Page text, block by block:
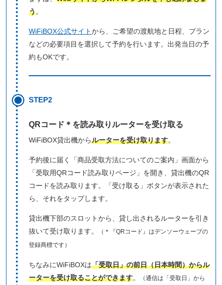
う。
WiFiBOX公式サイトから、ご希望の渡航地と日程、プラン
などの必要項目を選択して予約を行います。出発当日の予
約もOKです。
STEP2
QRコード＊を読み取りルーターを受け取る
WiFiBOX貸出機からルーターを受け取ります。
予約後に届く「商品受取方法についてのご案内」画面から
「受取用QRコード読み取りページ」を開き、貸出機のQR
コードを読み取ります。「受け取る」ボタンが表示された
ら、それをタップします。
貸出機下部のスロットから、貸し出されるルーターを引き
抜いて受け取ります。
（＊『QRコード』はデンソーウェーブの
登録商標です）
ちなみにWiFiBOXは「受取日」の前日（日本時間）からル
ーターを受け取ることができます。 （通信は「受取日」から